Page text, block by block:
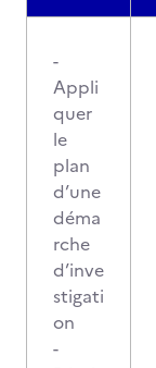
-
Appli
quer
le
plan
d’une
déma
rche
d’inve
stigati
on
-